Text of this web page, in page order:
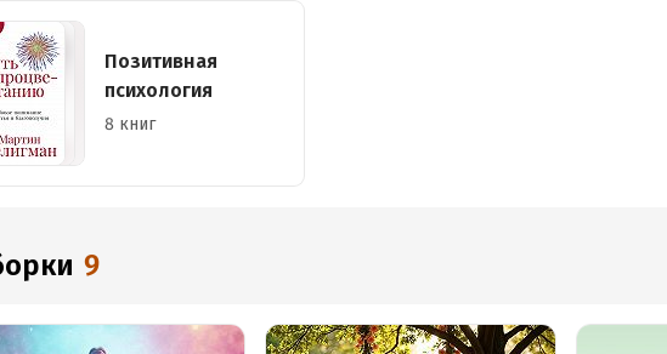
Позитивная
психология
8 книг
9